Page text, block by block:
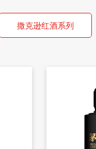
撒克逊红酒系列